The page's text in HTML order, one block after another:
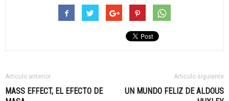
Artículo anterior
MASS EFFECT, EL EFECTO DE
Artículo siguiente
UN MUNDO FELIZ DE ALDOUS